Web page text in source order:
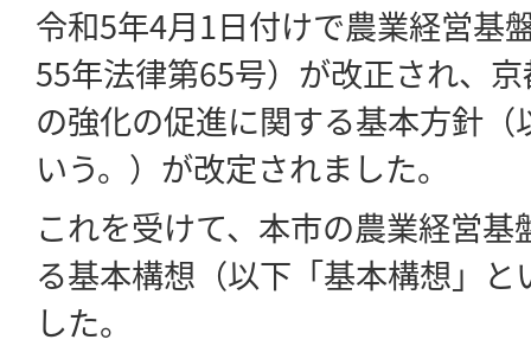
令和5年4月1日付けで農業経営基
55年法律第65号）が改正され、
の強化の促進に関する基本方針
いう。）が改定されました。
これを受けて、本市の農業経営
る基本構想（以下「基本構想」と
した。